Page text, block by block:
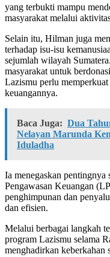
yang terbukti mampu
masyarakat melalui
Selain itu, Hilman juga
terhadap isu-isu
sejumlah wilayah
masyarakat untuk
Lazismu perlu
keuangannya.
Baca Juga: Dua
Nelayan Marunda
Iduladha
Ia menegaskan pentingnya
Pengawasan Keuangan
penghimpunan dan
dan efisien.
Melalui berbagai langkah
program Lazismu selama
menghadirkan keberkahan